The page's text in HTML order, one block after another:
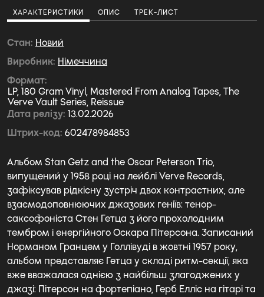
ХАРАКТЕРИСТИКИ ОПИС ТРЕК-ЛИСТ
Стан Новий
Виробник Німеччина
Формат
LP, 180 Gram Vinyl, Mastered From Analog Tapes, The
Verve Vault Series, Reissue
Дата релізу 13.02.2026
Штрих-код 602478984853
Альбом Stan Getz and the Oscar Peterson Trio,
випущений у 1958 році на лейблі Verve Records,
зафіксував рідкісну зустріч двох контрастних, але
взаємодоповнюючих джазових геніїв: тенор-
саксофоніста Стен Гетца з його прохолодним
тембром і енергійного Оскара Пітерсона. Записаний
Норманом Гранцем у Голлівуді в жовтні 1957 року,
альбом представляє Гетца у складі ритм-секції, яка
вже вважалася однією з найбільш злагоджених у
джазі: Пітерсон на фортепіано, Герб Елліс на гітарі та